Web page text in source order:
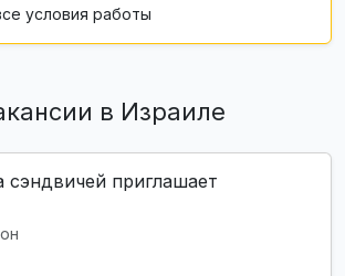
условия работы
в Израиле
сэндвичей приглашает